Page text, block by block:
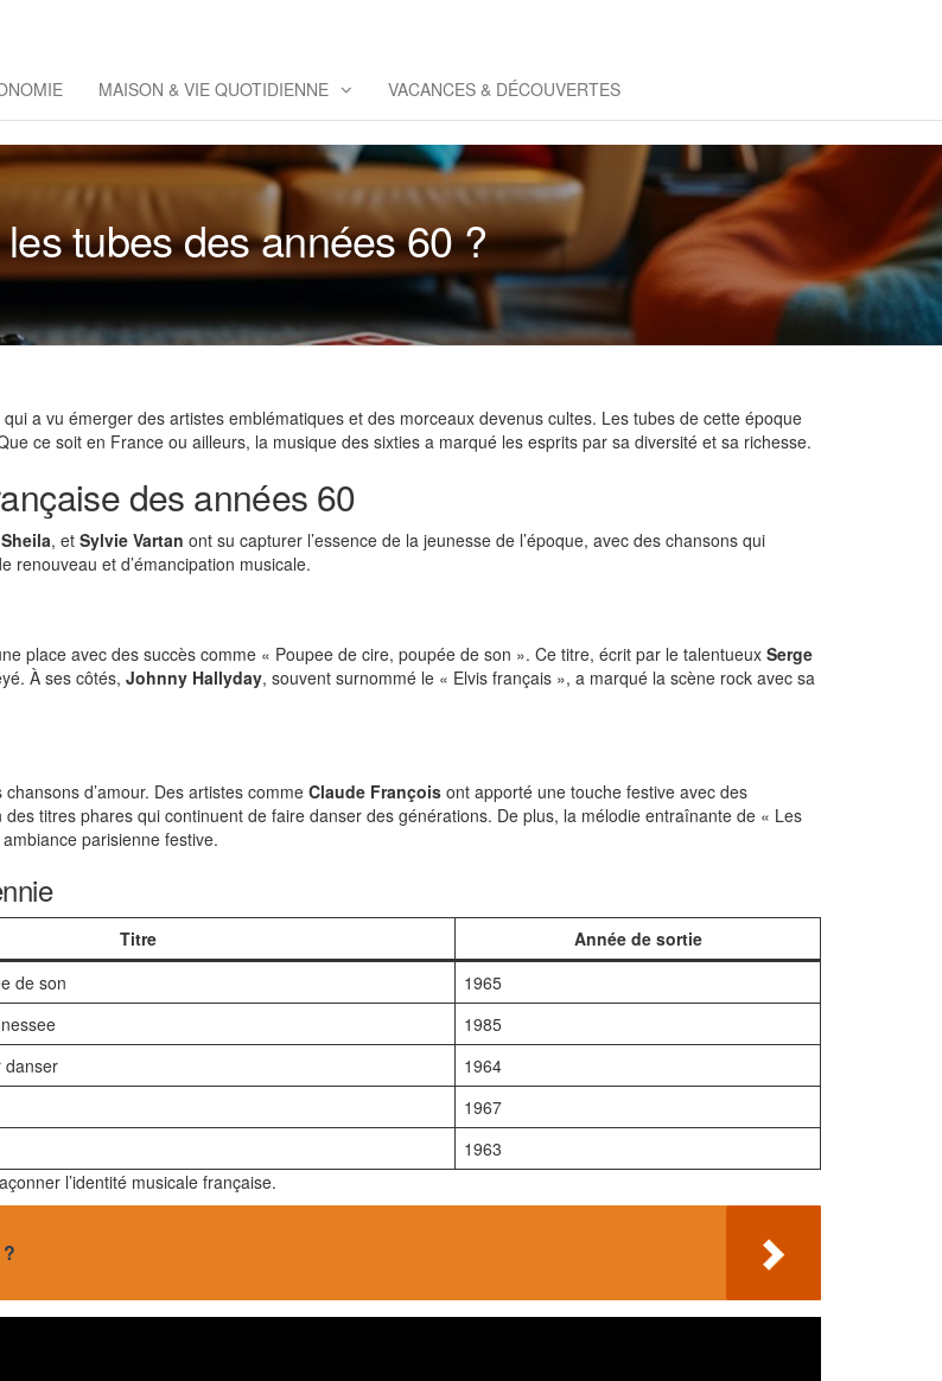
MAISON & VIE QUOTIDIENNE VACANCES & DÉCOUVERTES
tubes des années 60 ?
a vu émerger des artistes emblématiques et des morceaux devenus cultes. Les tubes de cette époque
ce soit en France ou ailleurs, la musique des sixties a marqué les esprits par sa diversité et sa richesse.
des années 60
Sheila, et Sylvie Vartan ont su capturer l’essence de la jeunesse de l’époque, avec des chansons qui
renouveau et d’émancipation musicale.
place avec des succès comme « Poupee de cire, poupée de son ». Ce titre, écrit par le talentueux Serge
À ses côtés, Johnny Hallyday, souvent surnommé le « Elvis français », a marqué la scène rock avec sa
d’amour. Des artistes comme Claude François ont apporté une touche festive avec des
titres phares qui continuent de faire danser des générations. De plus, la mélodie entraînante de « Les
parisienne festive.
Titre
Année de sortie
de son
1965
1985
danser
1964
1967
1963
l’identité musicale française.